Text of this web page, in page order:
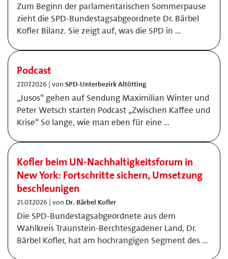
Zum Beginn der parlamentarischen Sommerpause
zieht die SPD-Bundestagsabgeordnete Dr. Bärbel
Kofler Bilanz. Sie zeigt auf, was die SPD in …
Podcast
27.07.2026 | von SPD-Unterbezirk Altötting
„Jusos“ gehen auf Sendung Maximilian Winter und
Peter Wetsch starten Podcast „Zwischen Kaffee und
Krise“ So lange, wie man eben für eine …
Kofler beim UN-Nachhaltigkeitsforum in
New York: Fortschritte sichern, Umsetzung
beschleunigen
21.07.2026 | von Dr. Bärbel Kofler
Die SPD-Bundestagsabgeordnete aus dem
Wahlkreis Traunstein-Berchtesgadener Land, Dr.
Bärbel Kofler, hat am hochrangigen Segment des …